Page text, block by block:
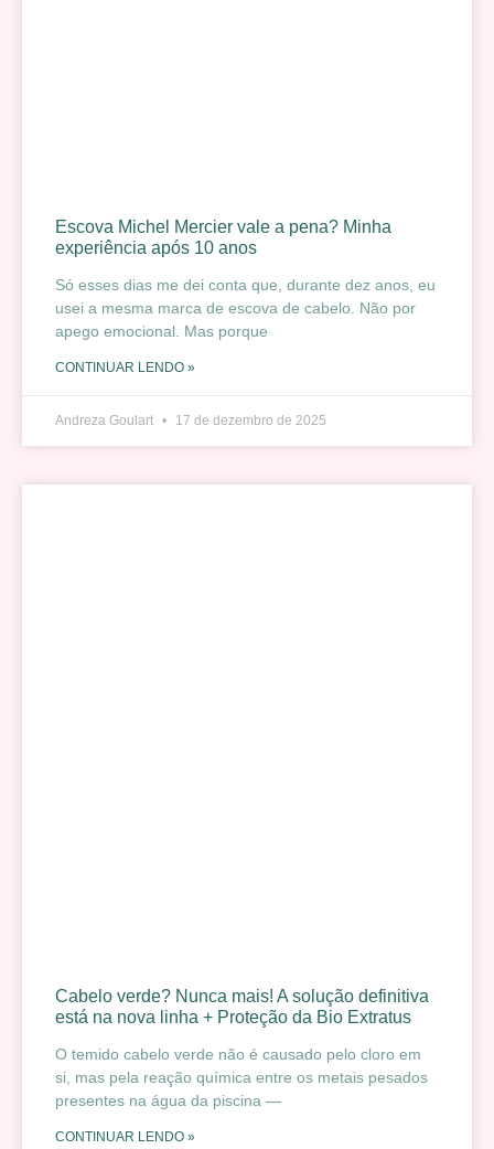
Escova Michel Mercier vale a pena? Minha
experiência após 10 anos
Só esses dias me dei conta que, durante dez anos, eu
usei a mesma marca de escova de cabelo. Não por
apego emocional. Mas porque
CONTINUAR LENDO »
Andreza Goulart 17 de dezembro de 2025
Cabelo verde? Nunca mais! A solução definitiva
está na nova linha + Proteção da Bio Extratus
O temido cabelo verde não é causado pelo cloro em
si, mas pela reação química entre os metais pesados
presentes na água da piscina —
CONTINUAR LENDO »